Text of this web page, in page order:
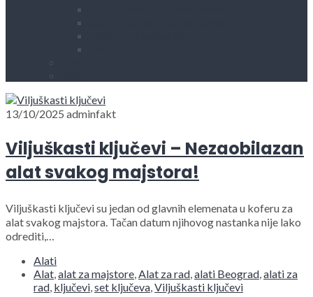
13/10/2025 adminfakt
Viljuškasti ključevi – Nezaobilazan
alat svakog majstora!
Viljuškasti ključevi su jedan od glavnih elemenata u koferu za
alat svakog majstora. Tačan datum njihovog nastanka nije lako
odrediti,…
Alati
Alat,alat za majstore,Alat za rad,alati Beograd,alati za
rad, ključevi,set ključeva,Viljuškasti ključevi